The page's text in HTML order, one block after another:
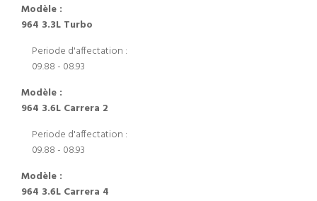
Modèle :
964 3.3L Turbo
Periode d'affectation :
09.88 - 08.93
Modèle :
964 3.6L Carrera 2
Periode d'affectation :
09.88 - 08.93
Modèle :
964 3.6L Carrera 4